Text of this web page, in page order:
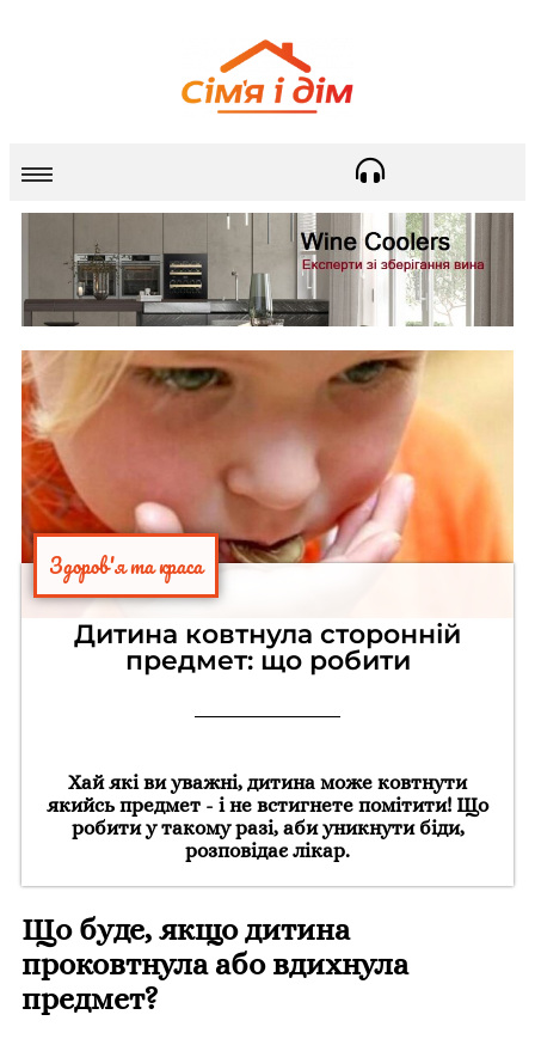
Здоров'я та краса
Дитина ковтнула сторонній
предмет: що робити
Хай які ви уважні, дитина може ковтнути
якийсь предмет - і не встигнете помітити! Що
робити у такому разі, аби уникнути біди,
розповідає лікар.
Що буде, якщо дитина
проковтнула або вдихнула
предмет?